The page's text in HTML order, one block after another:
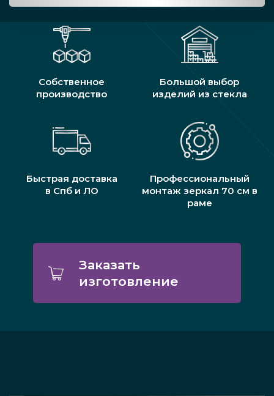
Собственное
производство
Большой выбор
изделий из стекла
Быстрая доставка
в Спб и ЛО
Профессиональный
монтаж зеркал 70 см в
раме
Заказать
изготовление